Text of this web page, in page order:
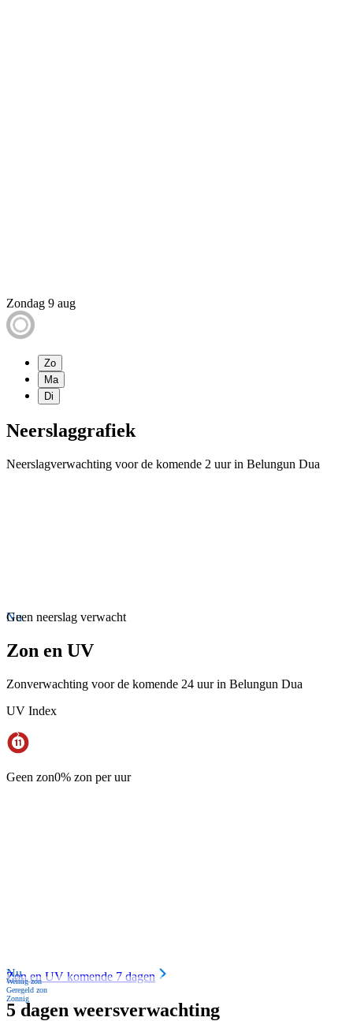
Zondag 9 aug
Zo
Ma
Di
Neerslaggrafiek
Neerslagverwachting voor de komende 2 uur in Belungun Dua
Nu
Geen neerslag verwacht
Zon en UV
Zonverwachting voor de komende 24 uur in Belungun Dua
UV Index
Geen zon0% zon per uur
Nu
Weinig zon
Geregeld zon
Zonnig
Zon en UV komende 7 dagen
5 dagen weersverwachting